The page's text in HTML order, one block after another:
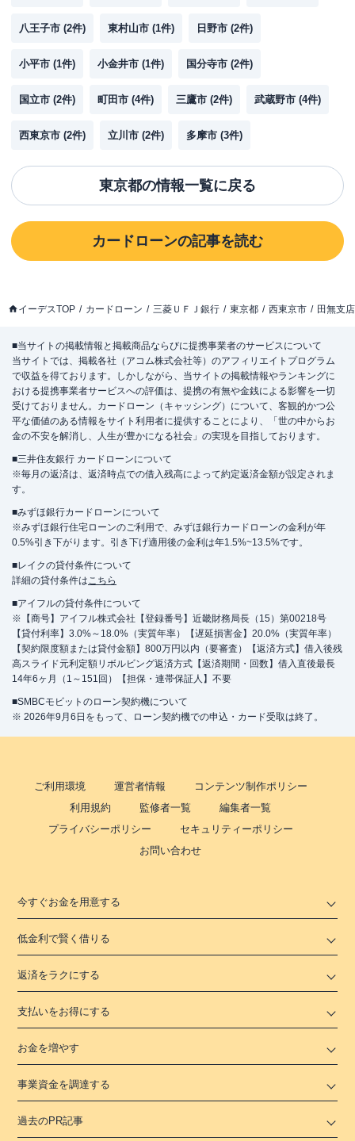
八王子市 (2件) 東村山市 (1件) 日野市 (2件)
小平市 (1件) 小金井市 (1件) 国分寺市 (2件)
国立市 (2件) 町田市 (4件) 三鷹市 (2件) 武蔵野市 (4件)
西東京市 (2件) 立川市 (2件) 多摩市 (3件)
東京都の情報一覧に戻る
カードローンの記事を読む
イーデスTOP カードローン 三菱ＵＦＪ銀行 東京都 西東京市 田無支店
■当サイトの掲載情報と掲載商品ならびに提携事業者のサービスについて
当サイトでは、掲載各社（アコム株式会社等）のアフィリエイトプログラム
で収益を得ております。しかしながら、当サイトの掲載情報やランキングに
おける提携事業者サービスへの評価は、提携の有無や金銭による影響を一切
受けておりません。カードローン（キャッシング）について、客観的かつ公
平な価値のある情報をサイト利用者に提供することにより、「世の中からお
金の不安を解消し、人生が豊かになる社会」の実現を目指しております。
■三井住友銀行 カードローンについて
※毎月の返済は、返済時点での借入残高によって約定返済金額が設定されま
す。
■みずほ銀行カードローンについて
※みずほ銀行住宅ローンのご利用で、みずほ銀行カードローンの金利が年
0.5%引き下がります。引き下げ適用後の金利は年1.5%~13.5%です。
■レイクの貸付条件について
詳細の貸付条件はこちら
■アイフルの貸付条件について
※【商号】アイフル株式会社【登録番号】近畿財務局長（15）第00218号
【貸付利率】3.0%～18.0%（実質年率）【遅延損害金】20.0%（実質年率）
【契約限度額または貸付金額】800万円以内（要審査）【返済方式】借入後残
高スライド元利定額リボルビング返済方式【返済期間・回数】借入直後最長
14年6ヶ月（1～151回）【担保・連帯保証人】不要
■SMBCモビットのローン契約機について
※ 2026年9月6日をもって、ローン契約機での申込・カード受取は終了。
ご利用環境 運営者情報
コンテンツ制作ポリシー
利用規約
監修者一覧
編集者一覧
プライバシーポリシー
セキュリティーポリシー
お問い合わせ
今すぐお金を用意する
低金利で賢く借りる
返済をラクにする
支払いをお得にする
お金を増やす
事業資金を調達する
過去のPR記事